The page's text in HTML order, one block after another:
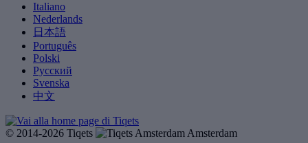
Italiano
Nederlands
日本語
Português
Polski
Русский
Svenska
中文
© 2014-2026 Tiqets
Amsterdam